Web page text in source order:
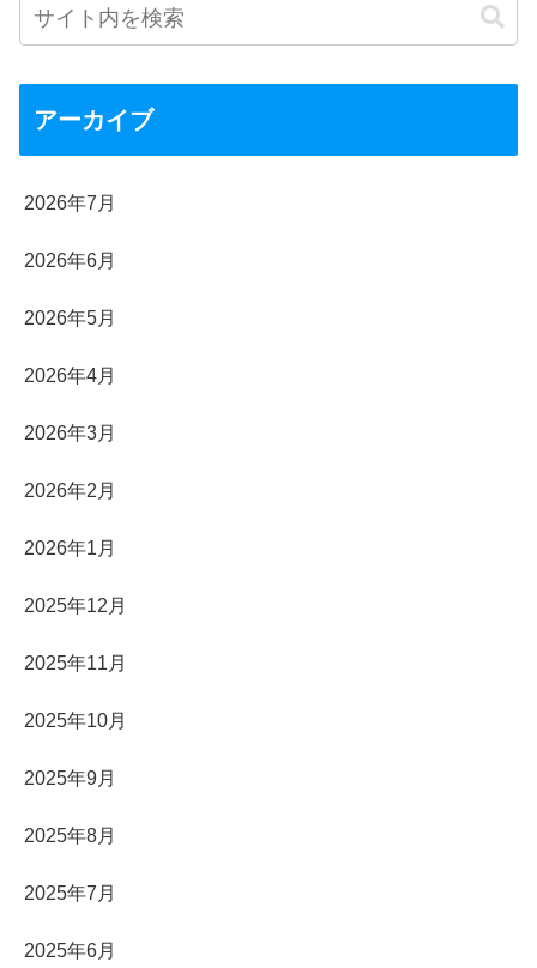
アーカイブ
2026年7月
2026年6月
2026年5月
2026年4月
2026年3月
2026年2月
2026年1月
2025年12月
2025年11月
2025年10月
2025年9月
2025年8月
2025年7月
2025年6月